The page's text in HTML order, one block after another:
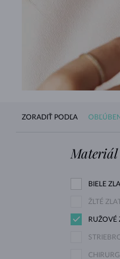
ZORADIŤ PODĽA
Materiál
BIELE
ŽLTÉ
RUŽOVÉ